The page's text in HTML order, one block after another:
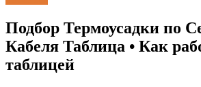
Подбор Термоусадки по
Кабеля Таблица • Как
таблицей